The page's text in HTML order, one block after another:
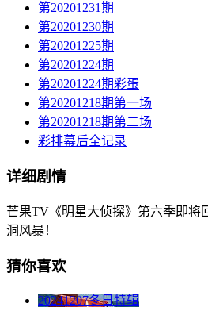
第20201231期
第20201230期
第20201225期
第20201224期
第20201224期彩蛋
第20201218期第一场
第20201218期第二场
彩排幕后全记录
详细剧情
芒果TV《明星大侦探》第六季即将
洞风暴！
猜你喜欢
20241207冬日特辑